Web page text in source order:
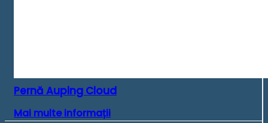
Pernă Auping Cloud
Mai multe informații